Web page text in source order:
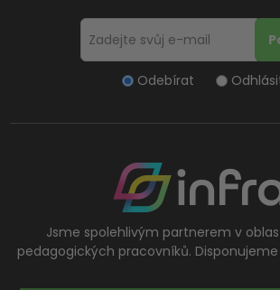
Odebírat
Jsme spolehlivým partnerem v
pedagogických pracovníků. Disponujeme